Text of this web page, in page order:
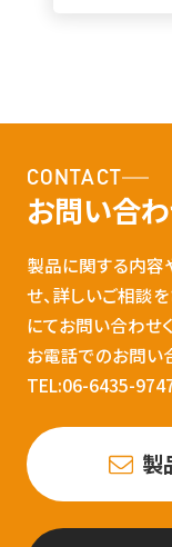
CONTACT
お問い合
製品に関する内容
せ、詳しいご相談
にてお問い合わせ
お電話でのお問い
TEL:06-6435-
製